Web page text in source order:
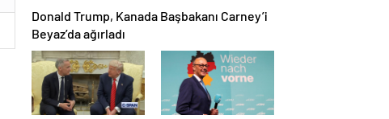
Donald Trump, Kanada Başbakanı Carney’i
Beyaz’da ağırladı